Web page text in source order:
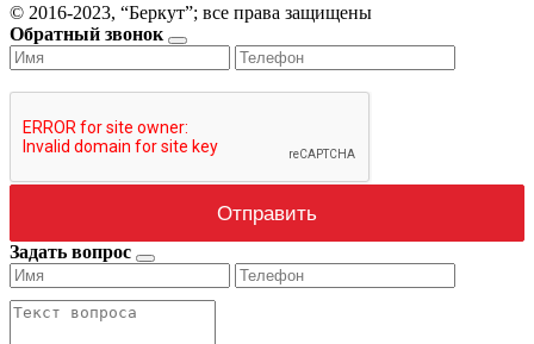
© 2016-2023, “Беркут”; все права защищены
Обратный звонок
Задать вопрос